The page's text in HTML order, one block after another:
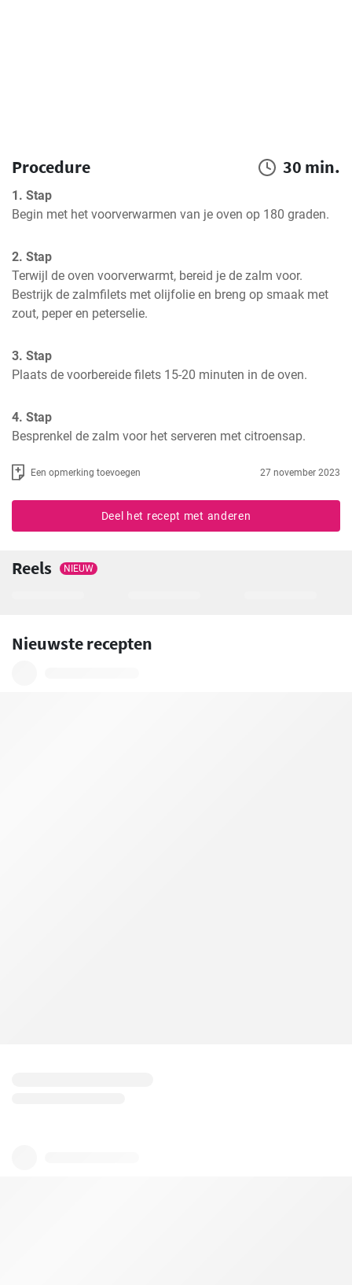
Procedure 30 min.
1. Stap
Begin met het voorverwarmen van je oven op 180 graden.
2. Stap
Terwijl de oven voorverwarmt, bereid je de zalm voor.
Bestrijk de zalmfilets met olijfolie en breng op smaak met
zout, peper en peterselie.
3. Stap
Plaats de voorbereide filets 15-20 minuten in de oven.
4. Stap
Besprenkel de zalm voor het serveren met citroensap.
Een opmerking toevoegen 27 november 2023
Deel het recept met anderen
Reels NIEUW
Nieuwste recepten